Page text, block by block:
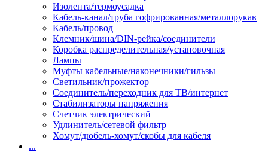
Изолента/термоусадка
Кабель-канал/труба гофрированная/металлорукав
Кабель/провод
Клемник/шина/DIN-рейка/соединители
Коробка распределительная/установочная
Лампы
Муфты кабельные/наконечники/гильзы
Светильник/прожектор
Соединитель/переходник для ТВ/интернет
Стабилизаторы напряжения
Счетчик электрический
Удлинитель/сетевой фильтр
Хомут/дюбель-хомут/скобы для кабеля
...